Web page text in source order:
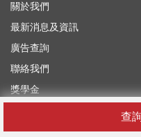
查
關於我們
最新消息及資訊
廣告查詢
聯絡我們
獎學金
網頁指南